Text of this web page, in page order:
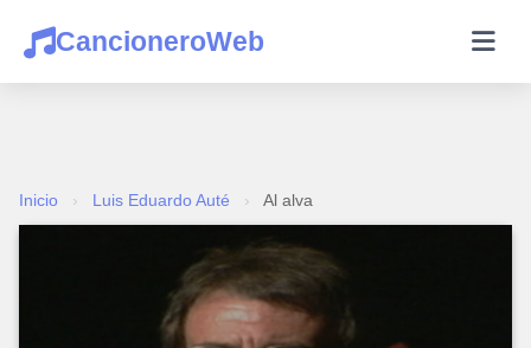
CancioneroWeb
Inicio › Luis Eduardo Auté › Al alva